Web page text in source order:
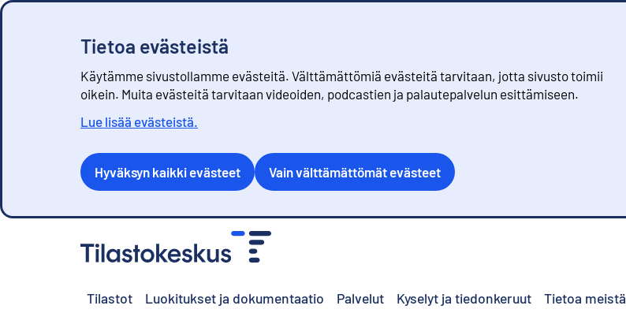
Tietoa evästeistä
Käytämme sivustollamme evästeitä. Välttämättömiä evästeitä tarvitaan, jotta sivusto toimii
oikein. Muita evästeitä tarvitaan videoiden, podcastien ja palautepalvelun esittämiseen.
Lue lisää evästeistä.
Hyväksyn kaikki evästeet Vain välttämättömät evästeet
Tilastot Luokitukset ja dokumentaatio Palvelut Kyselyt ja tiedonkeruut Tietoa meistä